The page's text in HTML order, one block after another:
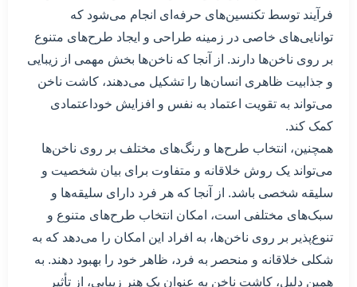
فرآیند توسط تکنسین‌های حرفه‌ای انجام می‌شود که
توانایی‌های خاصی در زمینه طراحی و ایجاد طرح‌های متنوع
بر روی ناخن‌ها دارند. از آنجا که ناخن‌ها بخش مهمی از زیبایی
و جذابیت ظاهری انسان‌ها را تشکیل می‌دهند، کاشت ناخن
می‌تواند به تقویت اعتماد به نفس و افزایش خوداعتمادی
کمک کند.
همچنین، انتخاب طرح‌ها و رنگ‌های مختلف بر روی ناخن‌ها
می‌تواند یک روش خلاقانه و متفاوت برای بیان شخصیت و
سلیقه شخصی باشد. از آنجا که هر فرد دارای سلیقه‌ها و
سبک‌های مختلفی است، امکان انتخاب طرح‌های متنوع و
تنوع‌پذیر بر روی ناخن‌ها، به افراد این امکان را می‌دهد که به
شکلی خلاقانه و منحصر به فرد، ظاهر خود را بهبود دهند. به
همین دلیل، کاشت ناخن به عنوان یک هنر زیبایی، از تأثیر